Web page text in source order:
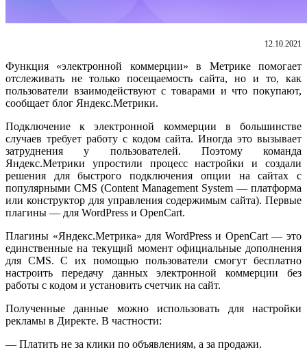
12.10.2021
Функция «электронной коммерции» в Метрике помогает
отслеживать не только посещаемость сайта, но и то, как
пользователи взаимодействуют с товарами и что покупают,
сообщает блог Яндекс.Метрики.
Подключение к электронной коммерции в большинстве
случаев требует работу с кодом сайта. Иногда это вызывает
затруднения у пользователей. Поэтому команда
Яндекс.Метрики упростили процесс настройки и создали
решения для быстрого подключения опции на сайтах с
популярными CMS (Content Management System — платформа
или конструктор для управления содержимым сайта). Первые
плагины — для WordPress и OpenCart.
Плагины «Яндекс.Метрика» для WordPress и OpenCart — это
единственные на текущий момент официальные дополнения
для CMS. С их помощью пользователи смогут бесплатно
настроить передачу данных электронной коммерции без
работы с кодом и установить счетчик на сайт.
Полученные данные можно использовать для настройки
рекламы в Директе. В частности:
— Платить не за клики по объявлениям, а за продажи.